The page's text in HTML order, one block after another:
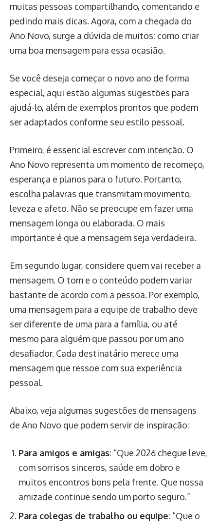
muitas pessoas compartilhando, comentando e
pedindo mais dicas. Agora, com a chegada do
Ano Novo, surge a dúvida de muitos: como criar
uma boa mensagem para essa ocasião.
Se você deseja começar o novo ano de forma
especial, aqui estão algumas sugestões para
ajudá-lo, além de exemplos prontos que podem
ser adaptados conforme seu estilo pessoal.
Primeiro, é essencial escrever com intenção. O
Ano Novo representa um momento de recomeço,
esperança e planos para o futuro. Portanto,
escolha palavras que transmitam movimento,
leveza e afeto. Não se preocupe em fazer uma
mensagem longa ou elaborada. O mais
importante é que a mensagem seja verdadeira.
Em segundo lugar, considere quem vai receber a
mensagem. O tom e o conteúdo podem variar
bastante de acordo com a pessoa. Por exemplo,
uma mensagem para a equipe de trabalho deve
ser diferente de uma para a família, ou até
mesmo para alguém que passou por um ano
desafiador. Cada destinatário merece uma
mensagem que ressoe com sua experiência
pessoal.
Abaixo, veja algumas sugestões de mensagens
de Ano Novo que podem servir de inspiração:
Para amigos e amigas: “Que 2026 chegue leve,
com sorrisos sinceros, saúde em dobro e
muitos encontros bons pela frente. Que nossa
amizade continue sendo um porto seguro.”
Para colegas de trabalho ou equipe: “Que o